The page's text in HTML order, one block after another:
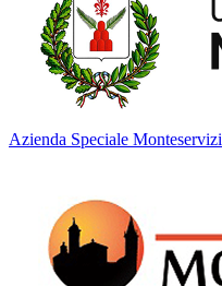
Azienda Speciale Monteservizi